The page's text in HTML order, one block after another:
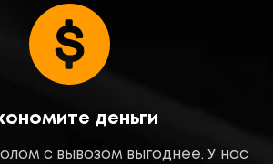
деньги
с вывозом выгоднее. У нас